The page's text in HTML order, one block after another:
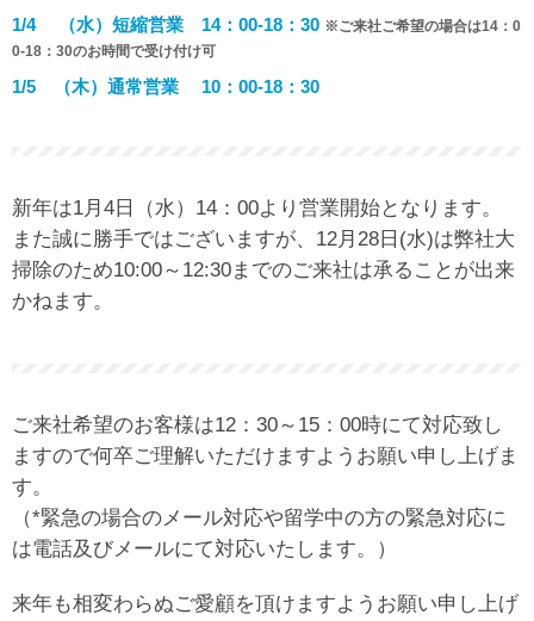
1/4 （水）短縮営業 14：00-18：30 ※ご来社ご希望の場合は14：0
0-18：30のお時間で受け付け可
1/5 （木）通常営業 10：00-18：30
新年は1月4日（水）14：00より営業開始となります。
また誠に勝手ではございますが、12月28日(水)は弊社大
掃除のため10:00～12:30までのご来社は承ることが出来
かねます。
ご来社希望のお客様は12：30～15：00時にて対応致し
ますので何卒ご理解いただけますようお願い申し上げま
す。
（*緊急の場合のメール対応や留学中の方の緊急対応に
は電話及びメールにて対応いたします。）
来年も相変わらぬご愛顧を頂けますようお願い申し上げ